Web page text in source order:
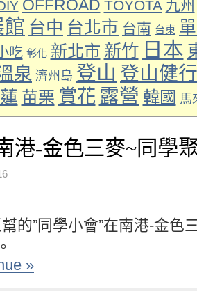
OFFROAD TOYOTA 九州
館 台中 台北市 台南 台東
吃 彰化 新北市 新竹 日本
泉 濟州島 登山 登山健行
苗栗 賞花 露營 韓國 馬
港-金色三麥~同學
的”同學小會”在南港-金色
»